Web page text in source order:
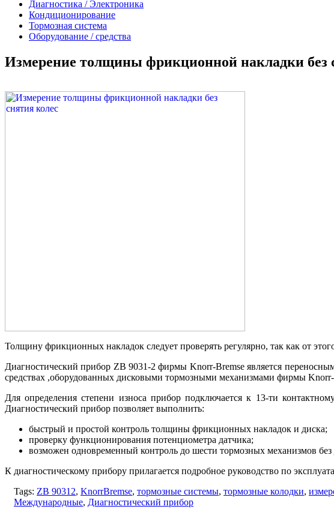
Диагностика / Электроника
Кондиционирование
Тормозная система
Оборудование / средства
Измерение толщины фрикционной накладки без
Толщину фрикционных накладок следует проверять регулярно, так как от
Диагностический прибор ZB 9031-2 фирмы Knorr-Bremse является
средствах ,оборудованных дисковыми тормозными механизмами фирмы
Для определения степени износа прибор подключается к 13-ти
Диагностический прибор позволяет выполнить:
быстрый и простой контроль толщины фрикционных накладок и диска;
проверку функционирования потенциометра датчика;
возможен одновременный контроль до шести тормозных механизмов без
К диагностическому прибору прилагается подробное руководство по
Tags: ZB 90312, KnorrBremse, тормозные системы, тормозные колодки,
Международные, Диагностический прибор